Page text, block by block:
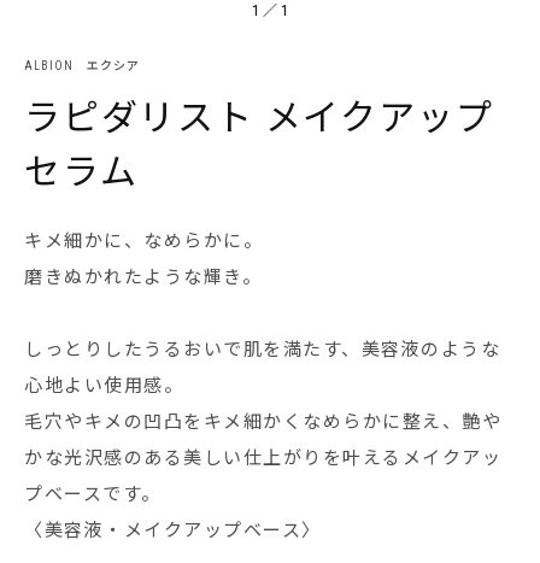
1 ／ 1
ALBION エクシア
ラピダリスト メイクアップ
セラム
キメ細かに、なめらかに。
磨きぬかれたような輝き。
しっとりしたうるおいで肌を満たす、美容液のような
心地よい使用感。
毛穴やキメの凹凸をキメ細かくなめらかに整え、艶や
かな光沢感のある美しい仕上がりを叶えるメイクアッ
プベースです。
〈美容液・メイクアップベース〉